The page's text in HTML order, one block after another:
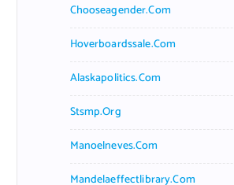
Chooseagender.com
Hoverboardssale.com
Alaskapolitics.com
Stsmp.org
Manoelneves.com
Mandelaeffectlibrary.com